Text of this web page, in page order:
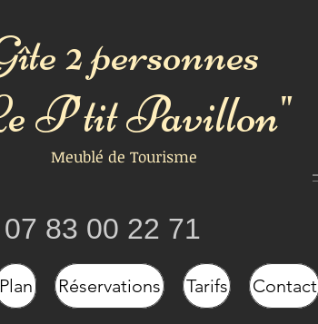
2 personnes
P'tit Pavillon"
Meublé de Tourisme
07 83 00 22 71
Plan Réservations Tarifs Contact